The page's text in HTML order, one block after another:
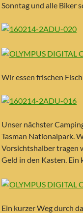
Sonntag und alle Biker
Wir essen frischen
Unser nächster
Tasman Nationalpark.
Vorsichtshalber tragen
Geld in den Kasten. Ein
Ein kurzer Weg durch